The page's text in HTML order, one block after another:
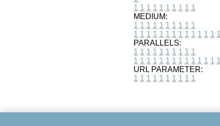
1 1 1 1 1 1 1 1 1 1
MEDIUM:
1 1 1 1 1 1 1 1 1 1
1 1 1 1 1 1 1 1 1 1 1 1 1 1
PARALLELS:
1 1 1 1 1 1 1 1 1 1
1 1 1 1 1 1 1 1 1 1 1 1 1 1
URL PARAMETER:
1 1 1 1 1 1 1 1 1 1